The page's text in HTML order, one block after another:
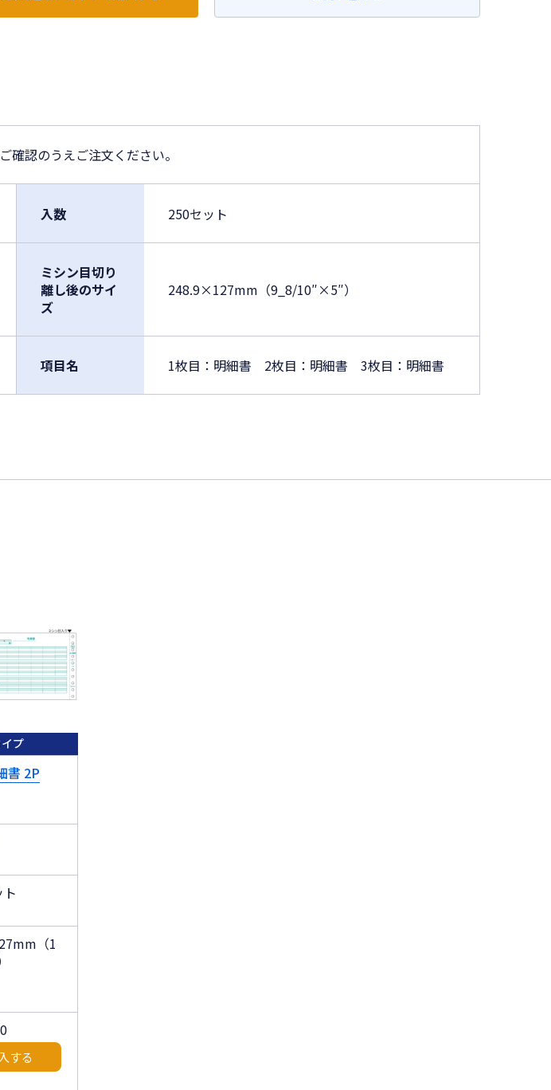
認のうえご注文ください。
入数 250セット
ミシン目切り
離し後のサイ
ズ
248.9×127mm（9_8/10″×5″）
項目名 1枚目：明細書 2枚目：明細書 3枚目：明細書
プ
書 2P
（1
する